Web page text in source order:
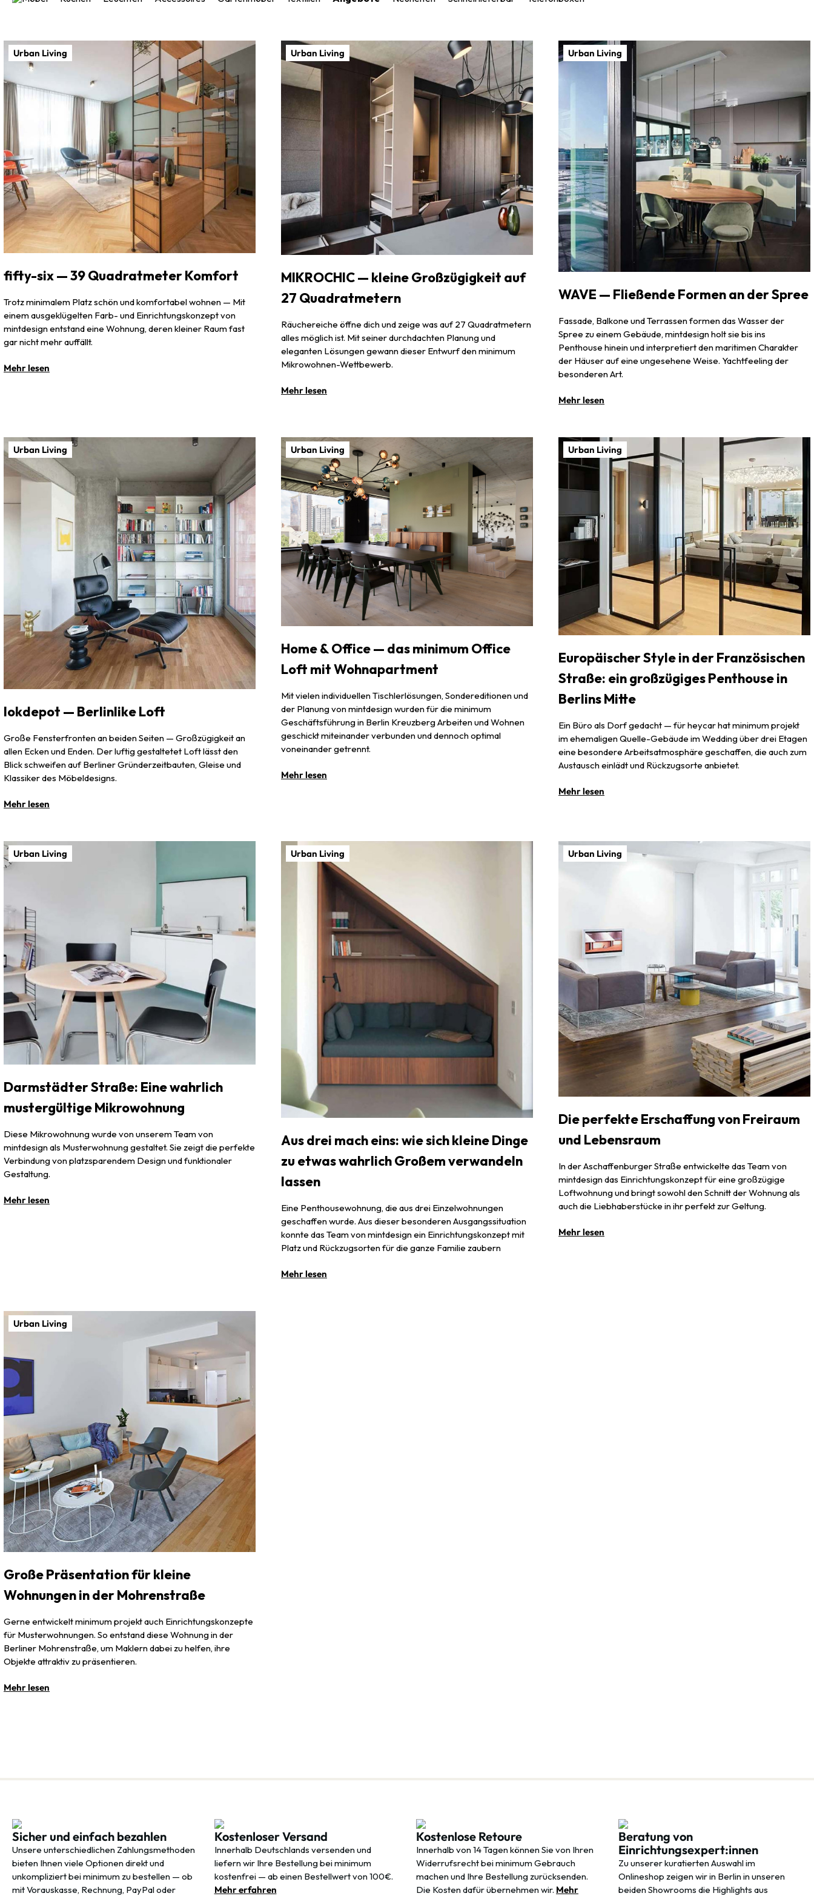
Urban Living
fifty-six — 39 Quadratmeter Komfort
Trotz minimalem Platz schön und komfortabel wohnen — Mit
einem ausgeklügelten Farb- und Einrichtungskonzept von
mintdesign entstand eine Wohnung, deren kleiner Raum fast
gar nicht mehr auffällt.
Mehr lesen
Urban Living
MIKROCHIC — kleine Großzügigkeit auf
27 Quadratmetern
Räuchereiche öffne dich und zeige was auf 27 Quadratmetern
alles möglich ist. Mit seiner durchdachten Planung und
eleganten Lösungen gewann dieser Entwurf den minimum
Mikrowohnen-Wettbewerb.
Mehr lesen
Urban Living
WAVE — Fließende Formen an der Spree
Fassade, Balkone und Terrassen formen das Wasser der
Spree zu einem Gebäude, mintdesign holt sie bis ins
Penthouse hinein und interpretiert den maritimen Charakter
der Häuser auf eine ungesehene Weise. Yachtfeeling der
besonderen Art.
Mehr lesen
Urban Living
lokdepot — Berlinlike Loft
Große Fensterfronten an beiden Seiten — Großzügigkeit an
allen Ecken und Enden. Der luftig gestaltetet Loft lässt den
Blick schweifen auf Berliner Gründerzeitbauten, Gleise und
Klassiker des Möbeldesigns.
Mehr lesen
Urban Living
Home & Office — das minimum Office
Loft mit Wohnapartment
Mit vielen individuellen Tischlerlösungen, Sondereditionen und
der Planung von mintdesign wurden für die minimum
Geschäftsführung in Berlin Kreuzberg Arbeiten und Wohnen
geschickt miteinander verbunden und dennoch optimal
voneinander getrennt.
Mehr lesen
Urban Living
Europäischer Style in der Französischen
Straße: ein großzügiges Penthouse in
Berlins Mitte
Ein Büro als Dorf gedacht — für heycar hat minimum projekt
im ehemaligen Quelle-Gebäude im Wedding über drei Etagen
eine besondere Arbeitsatmosphäre geschaffen, die auch zum
Austausch einlädt und Rückzugsorte anbietet.
Mehr lesen
Urban Living
Darmstädter Straße: Eine wahrlich
mustergültige Mikrowohnung
Diese Mikrowohnung wurde von unserem Team von
mintdesign als Musterwohnung gestaltet. Sie zeigt die perfekte
Verbindung von platzsparendem Design und funktionaler
Gestaltung.
Mehr lesen
Urban Living
Aus drei mach eins: wie sich kleine Dinge
zu etwas wahrlich Großem verwandeln
lassen
Eine Penthousewohnung, die aus drei Einzelwohnungen
geschaffen wurde. Aus dieser besonderen Ausgangssituation
konnte das Team von mintdesign ein Einrichtungskonzept mit
Platz und Rückzugsorten für die ganze Familie zaubern
Mehr lesen
Urban Living
Die perfekte Erschaffung von Freiraum
und Lebensraum
In der Aschaffenburger Straße entwickelte das Team von
mintdesign das Einrichtungskonzept für eine großzügige
Loftwohnung und bringt sowohl den Schnitt der Wohnung als
auch die Liebhaberstücke in ihr perfekt zur Geltung.
Mehr lesen
Urban Living
Große Präsentation für kleine
Wohnungen in der Mohrenstraße
Gerne entwickelt minimum projekt auch Einrichtungskonzepte
für Musterwohnungen. So entstand diese Wohnung in der
Berliner Mohrenstraße, um Maklern dabei zu helfen, ihre
Objekte attraktiv zu präsentieren.
Mehr lesen
Sicher und einfach bezahlen
Unsere unterschiedlichen Zahlungsmethoden
bieten Ihnen viele Optionen direkt und
unkompliziert bei minimum zu bestellen — ob
mit Vorauskasse, Rechnung, PayPal oder
Kostenloser Versand
Innerhalb Deutschlands versenden und
liefern wir Ihre Bestellung bei minimum
kostenfrei — ab einen Bestellwert von 100€.
Mehr erfahren
Kostenlose Retoure
Innerhalb von 14 Tagen können Sie von Ihren
Widerrufsrecht bei minimum Gebrauch
machen und Ihre Bestellung zurücksenden.
Die Kosten dafür übernehmen wir. Mehr
Beratung von
Einrichtungsexpert:innen
Zu unserer kuratierten Auswahl im
Onlineshop zeigen wir in Berlin in unseren
beiden Showrooms die Highlights aus